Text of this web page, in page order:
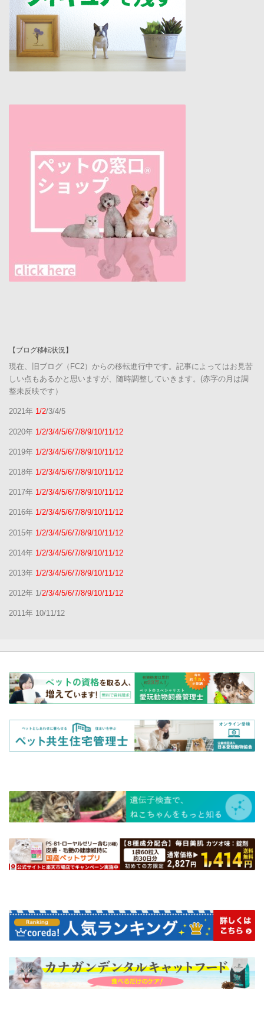
【ブログ移転状況】
現在、旧ブログ（FC2）からの移転進行中です。記事によってはお見苦
しい点もあるかと思いますが、随時調整していきます。(赤字の月は調
整未反映です）
2021年 1/2/3/4/5
2020年 1/2/3/4/5/6/7/8/9/10/11/12
2019年 1/2/3/4/5/6/7/8/9/10/11/12
2018年 1/2/3/4/5/6/7/8/9/10/11/12
2017年 1/2/3/4/5/6/7/8/9/10/11/12
2016年 1/2/3/4/5/6/7/8/9/10/11/12
2015年 1/2/3/4/5/6/7/8/9/10/11/12
2014年 1/2/3/4/5/6/7/8/9/10/11/12
2013年 1/2/3/4/5/6/7/8/9/10/11/12
2012年 1/2/3/4/5/6/7/8/9/10/11/12
2011年 10/11/12